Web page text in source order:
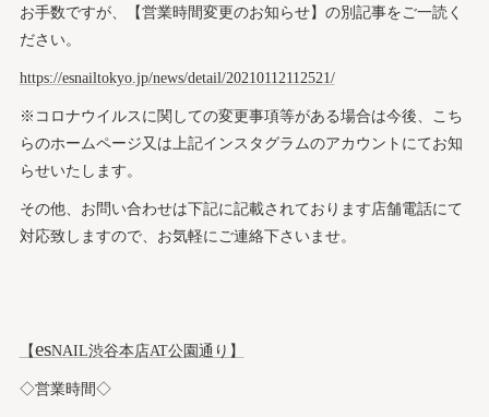
お手数ですが、【営業時間変更のお知らせ】の別記事をご一読く
ださい。
https://esnailtokyo.jp/news/detail/20210112112521/
※コロナウイルスに関しての変更事項等がある場合は今後、こち
らのホームページ又は上記インスタグラムのアカウントにてお知
らせいたします。
その他、お問い合わせは下記に記載されております店舗電話にて
対応致しますので、お気軽にご連絡下さいませ。
【esNAIL渋谷本店AT公園通り】
◇営業時間◇